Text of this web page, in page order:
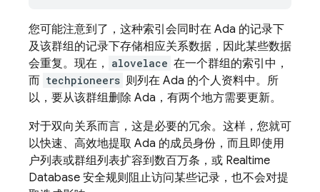
您可能注意到了，这种索引会同时在 Ada 的记录下
及该群组的记录下存储相应关系数据，因此某些数据
会重复。现在，
alovelace 在一个群组的索引中，
而 techpioneers 则列在 Ada 的个人资料中。所
以，要从该群组删除 Ada，有两个地方需要更新。
对于双向关系而言，这是必要的冗余。这样，您就可
以快速、高效地提取 Ada 的成员身份，而且即使用
户列表或群组列表扩容到数百万条，或 Realtime
Database 安全规则阻止访问某些记录，也不会对提